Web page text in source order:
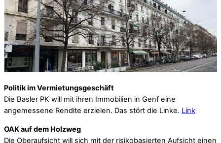
Politik im Vermietungsgeschäft
Die Basler PK will mit ihren Immobilien in Genf eine
angemessene Rendite erzielen. Das stört die Linke. Link
OAK auf dem Holzweg
Die Oberaufsicht will sich mit der risikobasierten Aufsicht einen